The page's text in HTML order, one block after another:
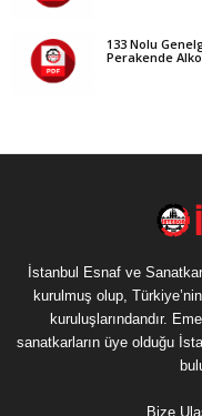
133 Nolu
Perakende
İstanbul Esnaf ve
kurulmuş olup,
kuruluşlarındandır.
sanatkarların üye olduğu
Bize